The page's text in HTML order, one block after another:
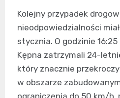
Kolejny przypadek
nieodpowiedzialności
stycznia. O godzinie
Kępna zatrzymali 24-
który znacznie
w obszarze
ograniczenia do 50 km/h,